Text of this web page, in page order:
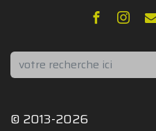
Rechercher
© 2013-2026